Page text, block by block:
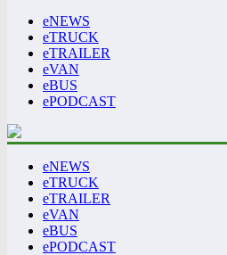
eNEWS
eTRUCK
eTRAILER
eVAN
eBUS
ePODCAST
eNEWS
eTRUCK
eTRAILER
eVAN
eBUS
ePODCAST